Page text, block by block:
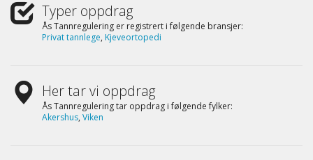
Typer oppdrag
Ås Tannregulering er registrert i følgende bransjer:
Privat tannlege, Kjeveortopedi
Her tar vi oppdrag
Ås Tannregulering tar oppdrag i følgende fylker:
Akershus, Viken